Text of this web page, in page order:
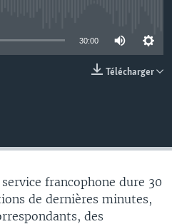
30:00
Télécharger
francophone dure 30
de dernières minutes,
des